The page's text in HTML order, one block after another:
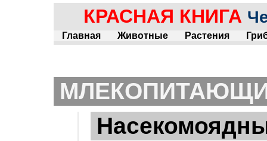
КРАСНАЯ КНИГА
Главная Животные Растения